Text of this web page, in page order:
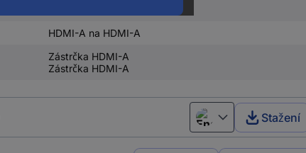
HDMI-A na HDMI-A
Zástrčka HDMI-A
Zástrčka HDMI-A
English Stažení